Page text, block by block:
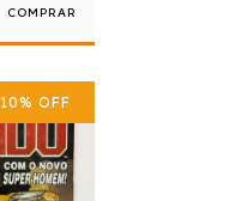
10% OFF